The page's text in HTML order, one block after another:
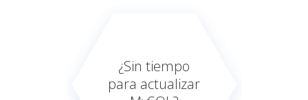
¿Sin tiempo
para actualizar